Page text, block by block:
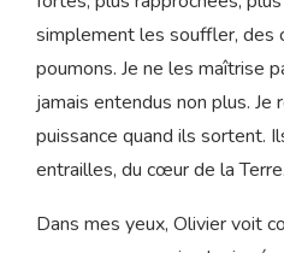
allongée sur le côté, il fait
Olivier s’assoit près de moi.
continue de m’encourager.
L’intensité des contactions a
fortes, plus rapprochées, plus
poumons. Je ne les maîtrise